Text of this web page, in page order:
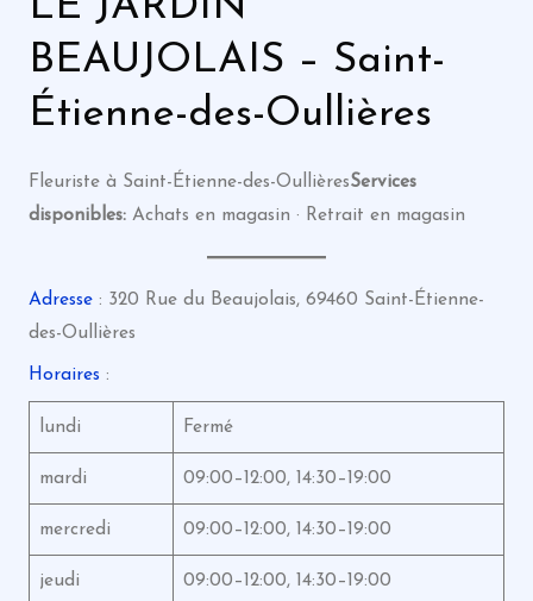
BEAUJOLAIS – Saint-
Étienne-des-Oullières
Fleuriste à Saint-Étienne-des-OullièresServices
disponibles: Achats en magasin · Retrait en magasin
Adresse: 320 Rue du Beaujolais, 69460 Saint-Étienne-
des-Oullières
Horaires :
lundi Fermé
mardi 09:00–12:00, 14:30–19:00
mercredi 09:00–12:00, 14:30–19:00
jeudi 09:00–12:00, 14:30–19:00